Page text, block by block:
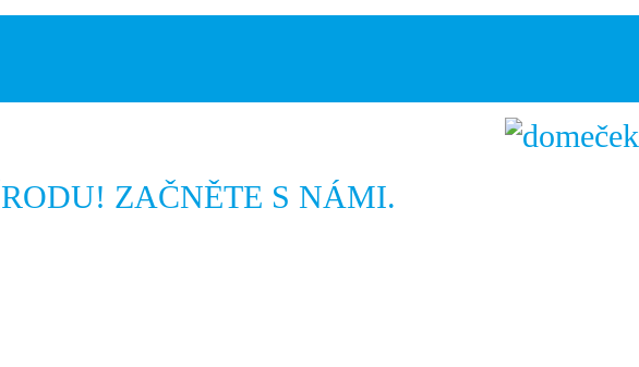
ZAČNĚTE S NÁMI.